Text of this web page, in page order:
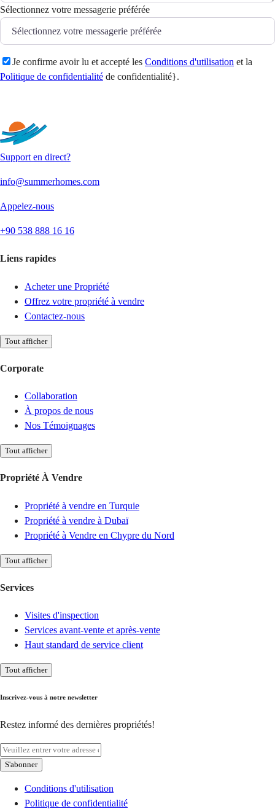
Sélectionnez votre messagerie préférée
Je confirme avoir lu et accepté les Conditions d'utilisation et la
Politique de confidentialité de confidentialité}.
Support en direct?
info@summerhomes.com
Appelez-nous
+90 538 888 16 16
Liens rapides
Acheter une Propriété
Offrez votre propriété à vendre
Contactez-nous
Tout afficher
Corporate
Collaboration
À propos de nous
Nos Témoignages
Tout afficher
Propriété À Vendre
Propriété à vendre en Turquie
Propriété à vendre à Dubaï
Propriété à Vendre en Chypre du Nord
Tout afficher
Services
Visites d'inspection
Services avant-vente et après-vente
Haut standard de service client
Tout afficher
Inscrivez-vous à notre newsletter
Restez informé des dernières propriétés!
S'abonner
Conditions d'utilisation
Politique de confidentialité